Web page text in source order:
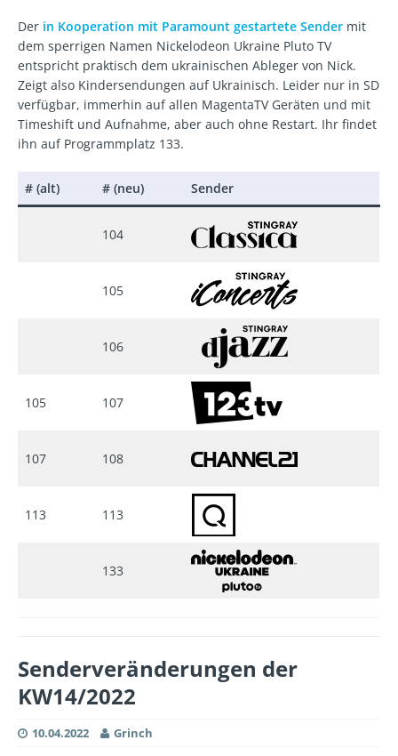
Der in Kooperation mit Paramount gestartete Sender mit
dem sperrigen Namen Nickelodeon Ukraine Pluto TV
entspricht praktisch dem ukrainischen Ableger von Nick.
Zeigt also Kindersendungen auf Ukrainisch. Leider nur in SD
verfügbar, immerhin auf allen MagentaTV Geräten und mit
Timeshift und Aufnahme, aber auch ohne Restart. Ihr findet
ihn auf Programmplatz 133.
# (alt) # (neu) Sender
104
105
106
105 107
107 108
113 113
133
Senderveränderungen der
KW14/2022
10.04.2022 Grinch